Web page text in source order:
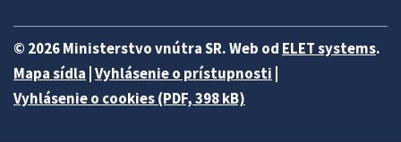
© 2026 Ministerstvo vnútra SR. Web od ELET systems.
Mapa sídla Vyhlásenie o prístupnosti
Vyhlásenie o cookies (PDF, 398 kB)